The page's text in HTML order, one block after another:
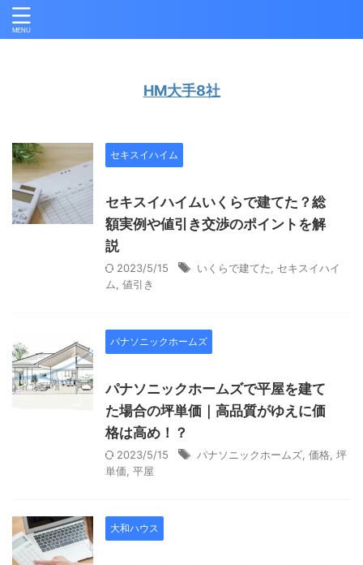
HM大手8社
セキスイハイム
セキスイハイムいくらで建てた？総
額実例や値引き交渉のポイントを解
説
2023/5/15 いくらで建てた
セキスイハイ
ム
値引き
パナソニックホームズ
パナソニックホームズで平屋を建て
た場合の坪単価｜高品質がゆえに価
格は高め！？
2023/5/15 パナソニックホームズ 価格 坪
単価 平屋
大和ハウス